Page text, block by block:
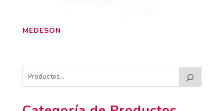
MEDESON